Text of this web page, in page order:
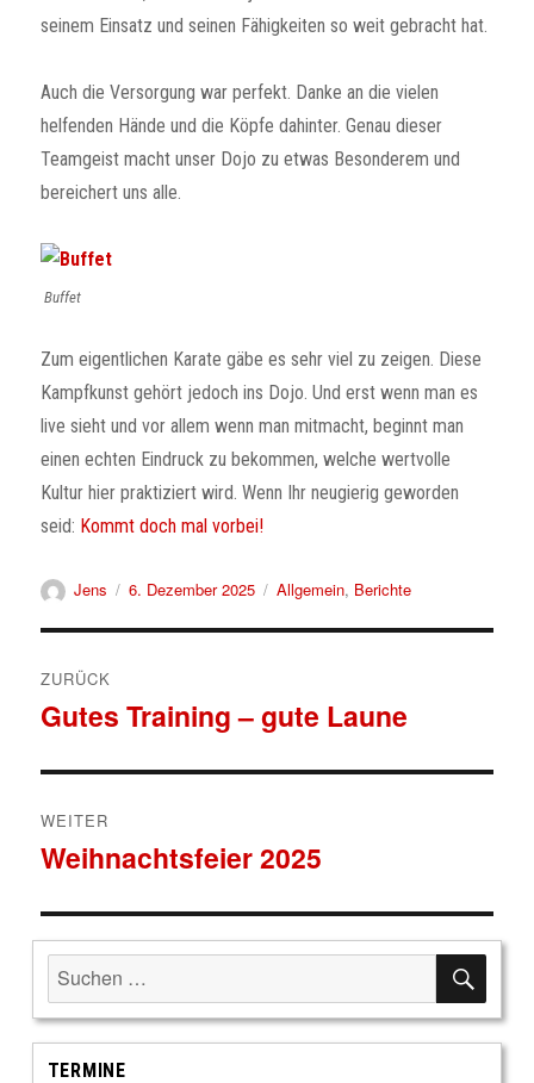
seinem Einsatz und seinen Fähigkeiten so weit gebracht hat.
Auch die Versorgung war perfekt. Danke an die vielen
helfenden Hände und die Köpfe dahinter. Genau dieser
Teamgeist macht unser Dojo zu etwas Besonderem und
bereichert uns alle.
Buffet
Zum eigentlichen Karate gäbe es sehr viel zu zeigen. Diese
Kampfkunst gehört jedoch ins Dojo. Und erst wenn man es
live sieht und vor allem wenn man mitmacht, beginnt man
einen echten Eindruck zu bekommen, welche wertvolle
Kultur hier praktiziert wird. Wenn Ihr neugierig geworden
seid: Kommt doch mal vorbei!
Autor
Jens
Veröffentlicht
6. Dezember 2025 Kategorien
Allgemein, Berichte
ZURÜCK
Vorheriger
Gutes Training – gute Laune
WEITER
Nächster
Weihnachtsfeier 2025
Suche
nach:
TERMINE